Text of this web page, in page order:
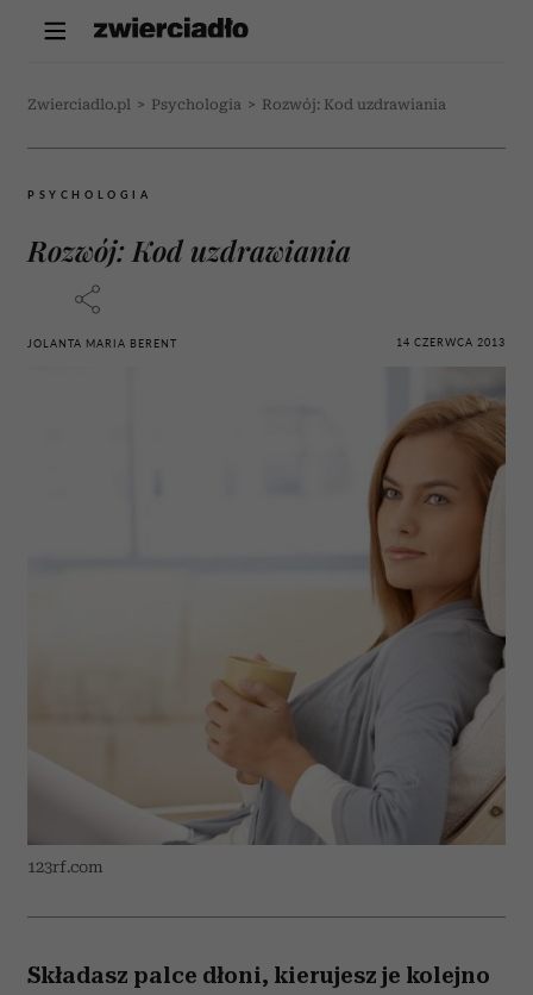
Zwierciadlo.pl > Psychologia > Rozwój: Kod uzdrawiania
PSYCHOLOGIA
Rozwój: Kod uzdrawiania
JOLANTA MARIA BERENT 14 CZERWCA 2013
123rf.com
Składasz palce dłoni, kierujesz je kolejno